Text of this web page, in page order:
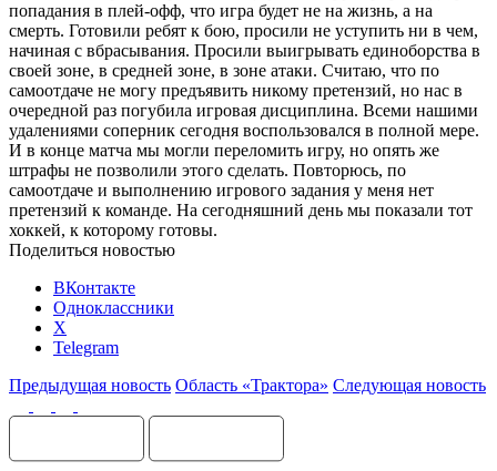
попадания в плей-офф, что игра будет не на жизнь, а на
смерть. Готовили ребят к бою, просили не уступить ни в чем,
начиная с вбрасывания. Просили выигрывать единоборства в
своей зоне, в средней зоне, в зоне атаки. Считаю, что по
самоотдаче не могу предъявить никому претензий, но нас в
очередной раз погубила игровая дисциплина. Всеми нашими
удалениями соперник сегодня воспользовался в полной мере.
И в конце матча мы могли переломить игру, но опять же
штрафы не позволили этого сделать. Повторюсь, по
самоотдаче и выполнению игрового задания у меня нет
претензий к команде. На сегодняшний день мы показали тот
хоккей, к которому готовы.
Поделиться новостью
ВКонтакте
Одноклассники
X
Telegram
Предыдущая новость Область «Трактора» Следующая новость